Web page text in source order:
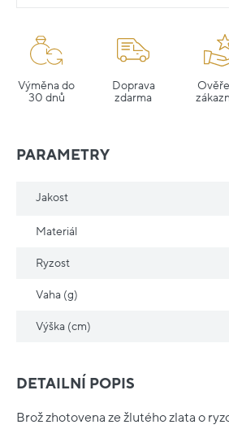
Výměna do
30 dnů
Doprava
zdarma
DETAILNÍ POPIS
Brož zhotovena ze žlutého zlata o
PARAMETRY
Jakost
Materiál
Ryzost
Vaha (g)
Výška (cm)